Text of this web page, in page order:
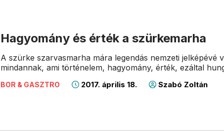
Hagyomány és érték a szürkemarha
A szürke szarvasmarha mára legendás nemzeti jelképévé
mindannak, ami történelem, hagyomány, érték, ezáltal
BOR & GASZTRO 2017. április 18. Szabó Zoltán